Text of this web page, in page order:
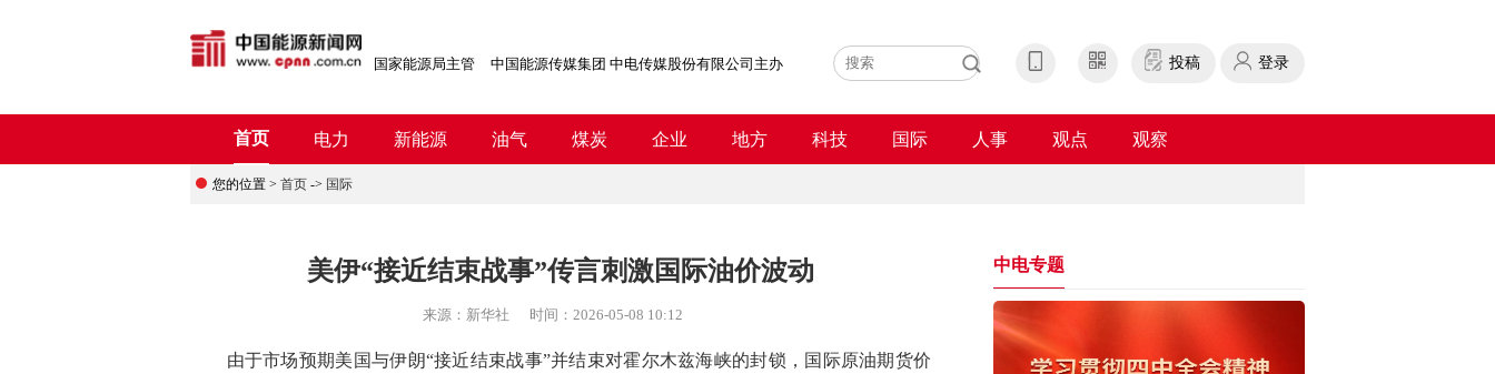
国家能源局主管 中国能源传媒集团 中电传媒股份有限公司主办 投稿 登录
首页 电力 新能源 油气 煤炭 企业 地方 科技 国际 人事 观点 观察
您的位置 > 首页 -> 国际
美伊“接近结束战事”传言刺激国际油价波动
来源： 新华社 时间： 2026-05-08 10:12
由于市场预期美国与伊朗“接近结束战事”并结束对霍尔木兹海峡的封锁，国际原油期货价
中电专题